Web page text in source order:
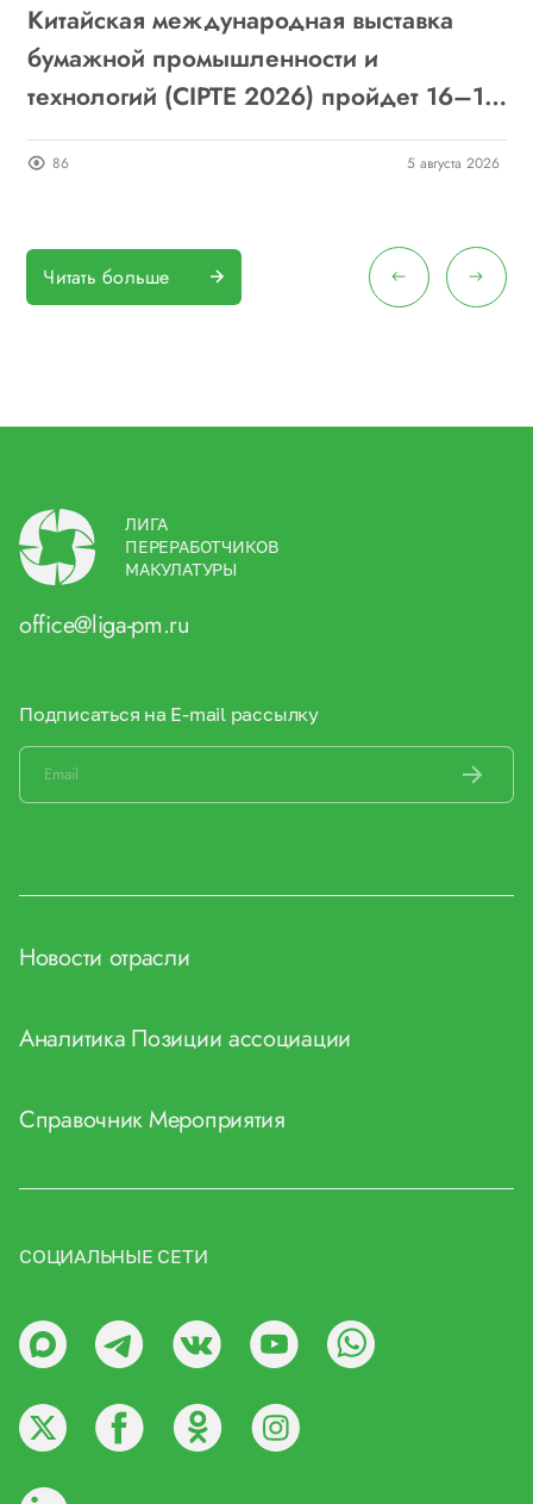
Китайская международная выставка
бумажной промышленности и
технологий (CIPTE 2026) пройдет 16–18
сентября в Ухане: приглашаем к участию
86 5 августа 2026
Читать больше
ЛИГА
ПЕРЕРАБОТЧИКОВ
МАКУЛАТУРЫ
office@liga-pm.ru
Подписаться на E-mail рассылку
Новости отрасли
Аналитика Позиции ассоциации
СправочникМероприятия
СОЦИАЛЬНЫЕ СЕТИ